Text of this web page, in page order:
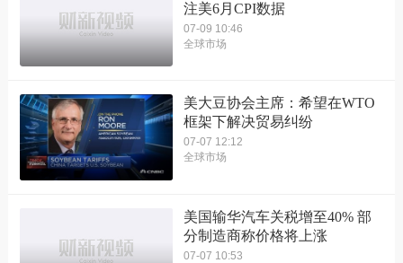
注美6月CPI数据
07-09 10:46
全球市场
美大豆协会主席：希望在WTO
框架下解决贸易纠纷
07-07 12:12
全球市场
美国输华汽车关税增至40% 部
分制造商称价格将上涨
07-07 10:53